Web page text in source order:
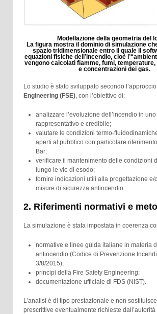
Modellazione della geometria del
La figura mostra il dominio di simulazione
spazio tridimensionale entro il quale il
equazioni fisiche dell’incendio, cioè
vengono calcolati fiamme, fumi, temperature,
e concentrazioni dei gas.
Lo studio è stato sviluppato secondo
Engineering (FSE), con l’obiettivo di:
analizzare l’evoluzione dell’incendio in
rappresentativo e credibile;
valutare le condizioni termo-
aperti al pubblico con particolare
Bar;
verificare il mantenimento delle condizioni
lungo le vie di esodo;
fornire indicazioni utili alla progettazione e/
misure di sicurezza antincendio.
2. Riferimenti normativi e
La simulazione è stata impostata in coerenza
normative e linee guida italiane in materia
antincendio (Codice di Prevenzione
3/8/2015);
principi della Fire Safety Engineering;
documentazione ufficiale di FDS (NIST).
L’analisi è di tipo prestazionale e non
prescrittive eventualmente richieste